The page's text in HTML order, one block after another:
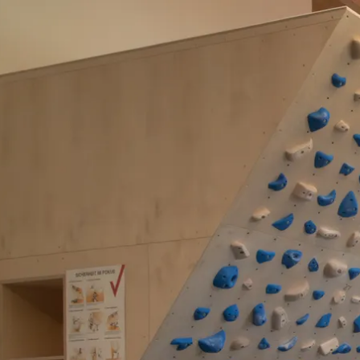
Wandern & Gipfelglück
Mountainbiken
Chiemsee &
Aktivitäten für die Familie
Winter
Golfen
Leben &
&
Orte